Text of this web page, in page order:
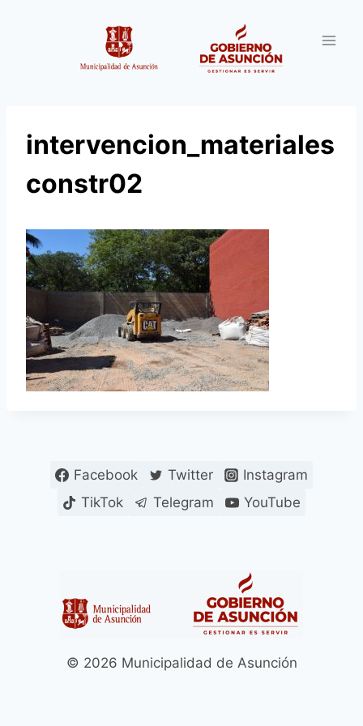
intervencion_materiales
constr02
Facebook Twitter
Instagram
TikTok
Telegram YouTube
© 2026 Municipalidad de Asunción